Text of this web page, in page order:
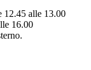
12.45 alle 13.00
16.00